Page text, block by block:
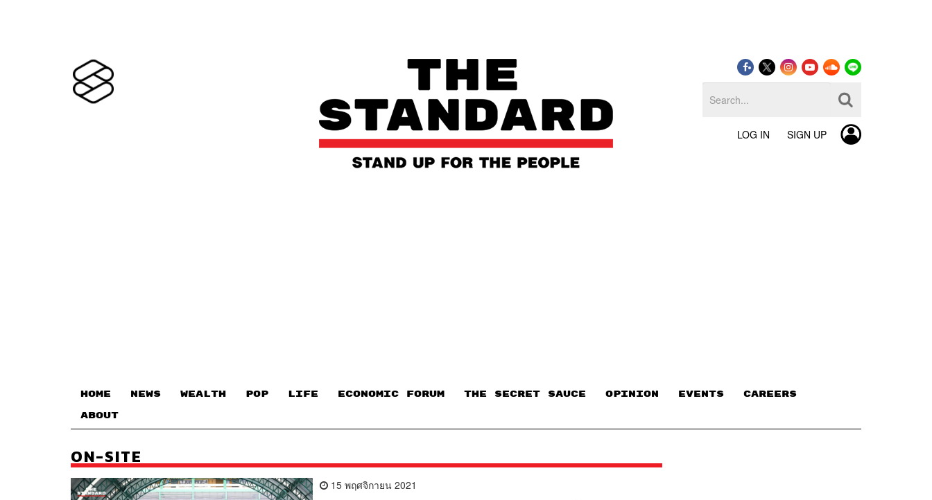
LOG IN SIGN UP
HOME NEWS WEALTH POP LIFE ECONOMIC FORUM THE SECRET SAUCE​ OPINION EVENTS CAREERS
ABOUT
ON-SITE
15 พฤศจิกายน 2021